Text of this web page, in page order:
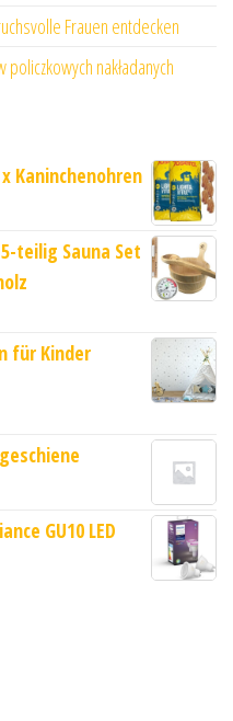
Frauen entdecken
nakładanych
Kaninchenohren
teilig Sauna Set
für Kinder
GU10 LED